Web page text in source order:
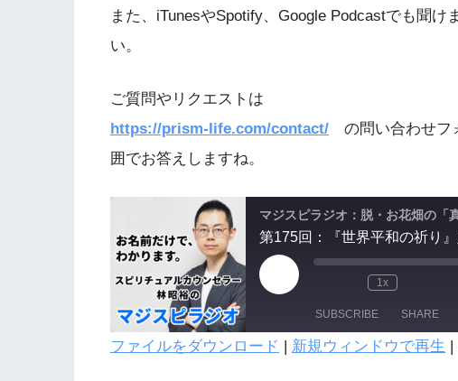
また、iTunesやSpotify、Google Podcastでも聞け
い。
ご質問やリクエストは
https://prism-life.com/contact/ の問い合わせフ
囲でお答えしますね。
マジスピラジオ：脱・お花畑の「
1x
SUBSCRIBE SHARE
ファイルをダウンロード | 新規ウィンドウで再生 |